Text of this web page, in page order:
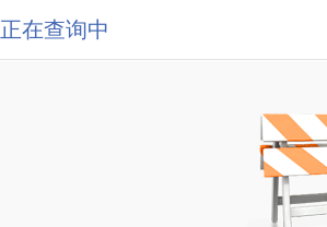
正在查询中